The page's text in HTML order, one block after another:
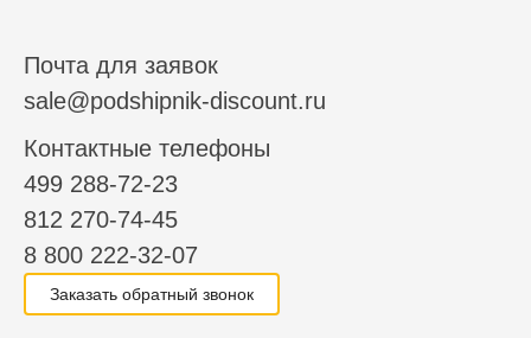
Почта для заявок
sale@podshipnik-discount.ru
Контактные телефоны
499 288-72-23
812 270-74-45
8 800 222-32-07
Заказать обратный звонок